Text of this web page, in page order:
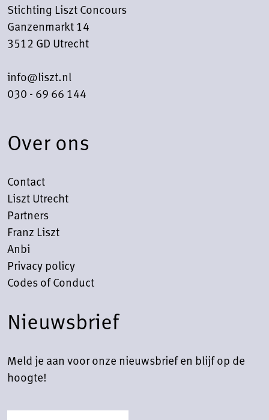
Stichting Liszt Concours
Ganzenmarkt 14
3512 GD Utrecht
info@liszt.nl
030 - 69 66 144
Over ons
Contact
Liszt Utrecht
Partners
Franz Liszt
Anbi
Privacy policy
Codes of Conduct
Nieuwsbrief
Meld je aan voor onze nieuwsbrief en blijf op de
hoogte!